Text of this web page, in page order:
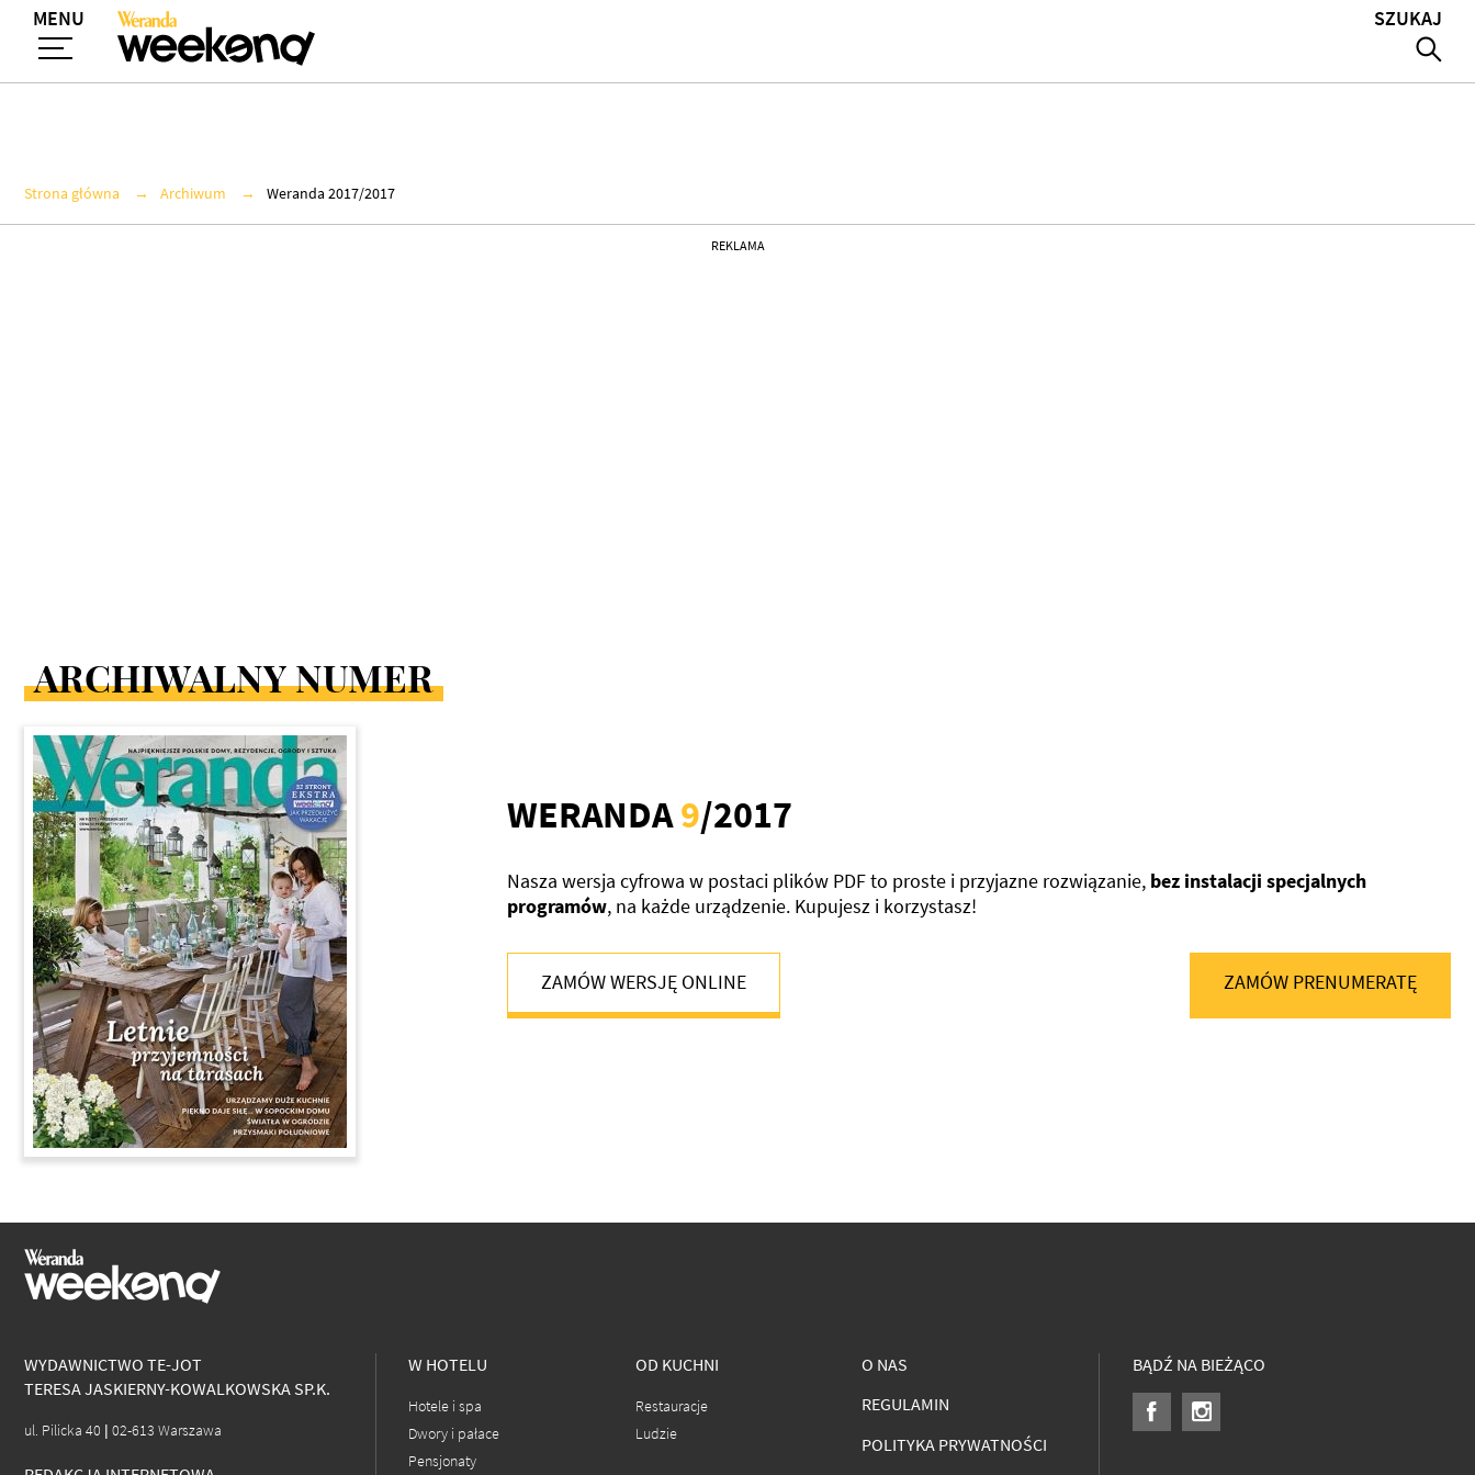
MENU SZUKAJ
Strona główna Archiwum Weranda 2017/2017
REKLAMA
ARCHIWALNY NUMER
WERANDA9/2017
Nasza wersja cyfrowa w postaci plików PDF to proste i przyjazne rozwiązanie, bez instalacji specjalnych
programów, na każde urządzenie. Kupujesz i korzystasz!
ZAMÓW WERSJĘ ONLINE ZAMÓW PRENUMERATĘ
WYDAWNICTWO TE-JOT
TERESA JASKIERNY-KOWALKOWSKA SP.K.
ul. Pilicka 40 | 02-613 Warszawa
W HOTELU
Hotele i spa
Dwory i pałace
Pensjonaty
OD KUCHNI
Restauracje
Ludzie
O NAS
REGULAMIN
POLITYKA PRYWATNOŚCI
BĄDŹ NA BIEŻĄCO